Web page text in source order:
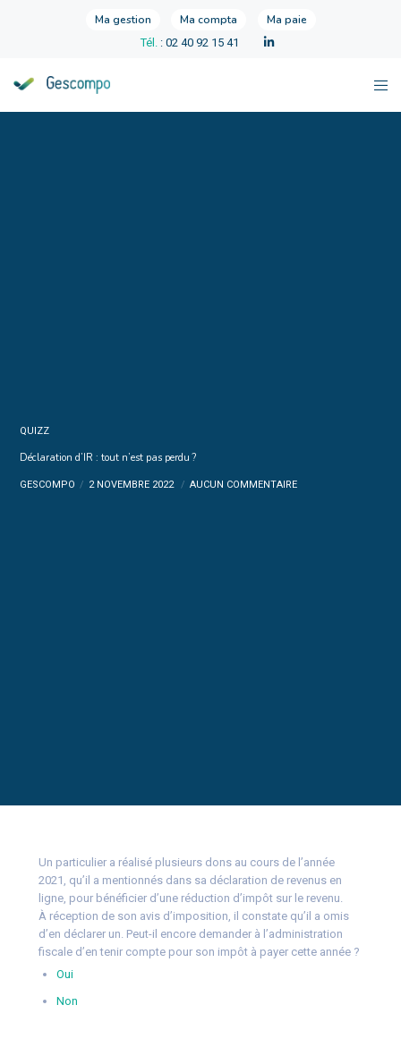
Ma gestion Ma compta Ma paie
Tél. : 02 40 92 15 41
QUIZZ
Déclaration d’IR : tout n’est pas perdu ?
GESCOMPO 2 NOVEMBRE 2022 AUCUN COMMENTAIRE
Un particulier a réalisé plusieurs dons au cours de l’année
2021, qu’il a mentionnés dans sa déclaration de revenus en
ligne, pour bénéficier d’une réduction d’impôt sur le revenu.
À réception de son avis d’imposition, il constate qu’il a omis
d’en déclarer un. Peut-il encore demander à l’administration
fiscale d’en tenir compte pour son impôt à payer cette année ?
Oui
Non